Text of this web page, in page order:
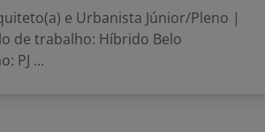
e Urbanista Júnior/Pleno |
de trabalho: Híbrido Belo
PJ ...